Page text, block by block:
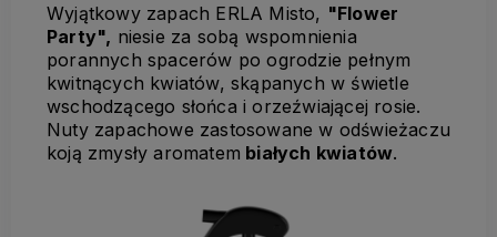
Wyjątkowy zapach ERLA Misto, "Flower
Party", niesie za sobą wspomnienia
porannych spacerów po ogrodzie pełnym
kwitnących kwiatów, skąpanych w świetle
wschodzącego słońca i orzeźwiającej rosie.
Nuty zapachowe zastosowane w odświeżaczu
koją zmysły aromatem białych kwiatów.